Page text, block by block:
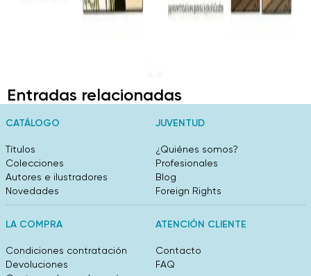
Entradas relacionadas
CATÁLOGO
Títulos
Colecciones
Autores e ilustradores
Novedades
JUVENTUD
¿Quiénes somos?
Profesionales
Blog
Foreign Rights
LA COMPRA
Condiciones contratación
Devoluciones
ATENCIÓN CLIENTE
Contacto
FAQ